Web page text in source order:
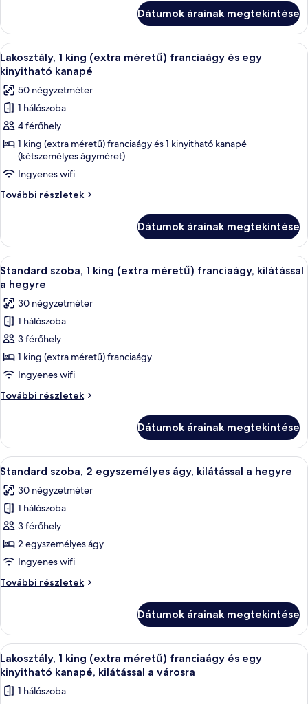
kilátással
a
városra
(High
Floor)
ágy,
kilátással
a
városra
(High
Floor)
további
részletei
Dátumok árainak megtekintése
A
következő
szoba
összes
képének
megtekintése:
Lakosztály,
king
(extra
és
egy
kinyitható
kanapé
Egy modern nappali, melynek
4
Lakosztály, 1 king (extra méretű) franciaágy és egy
kinyitható kanapé
50 négyzetméter
1 hálószoba
4 férőhely
1 king (extra méretű) franciaágy és 1 kinyitható kanapé
(kétszemélyes ágyméret)
Ingyenes wifi
További részletek
Lakosztály,
méretű)
franciaágy
és
egy
kinyitható
kanapé
további
részletei
Dátumok árainak megtekintése
A
következő
szoba
összes
képének
megtekintése:
Standard
szoba,
1
king
méretű)
franciaágy,
kilátással
a
hegyre
Egy szállodai szoba, amelyben egy
7
Standard szoba, 1 king (extra méretű) franciaágy, kilátással
a hegyre
30 négyzetméter
1 hálószoba
3 férőhely
1 king (extra méretű) franciaágy
Ingyenes wifi
További részletek
Standard
(extra
méretű)
franciaágy,
a
hegyre
részletei
Dátumok árainak megtekintése
A
következő
szoba
összes
képének
megtekintése:
Standard
2
kilátással
a
hegyre
Egy szállodai szoba két ággyal,
5
Standard szoba, 2 egyszemélyes ágy, kilátással a hegyre
30 négyzetméter
1 hálószoba
3 férőhely
2 egyszemélyes ágy
Ingyenes wifi
További részletek
Standard
ágy,
kilátással
a
hegyre
további
részletei
Dátumok árainak megtekintése
A
következő
szoba
összes
Egy modern nappali, amelyben egy
10
Lakosztály, 1 king (extra méretű) franciaágy és egy
kinyitható kanapé, kilátással a városra
1 hálószoba